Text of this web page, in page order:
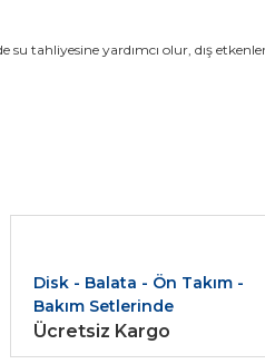
tahliyesine yardımcı olur, dış
noktaları öneri formunu
Disk - Balata - Ön Takım -
Bakım Setlerinde
Ücretsiz Kargo